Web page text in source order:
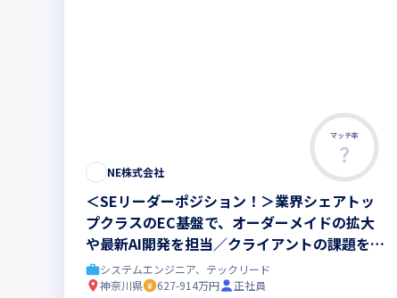
マッチ率
NE株式会社
＜SEリーダーポジション！＞業界シェアトッ
プクラスのEC基盤で、オーダーメイドの拡大
や最新AI開発を担当／クライアントの課題を深
く理解し、新しいソリューション開発へ直結さ
せます。
システムエンジニア、テックリード
神奈川県
627-914万円
正社員